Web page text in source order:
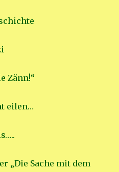
Zänn!“
eilen…
„Die Sache mit dem